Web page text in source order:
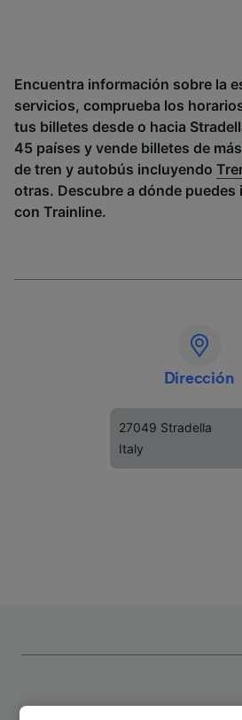
Encuentra información sobre la
servicios, comprueba los
tus billetes desde o hacia
45 países y vende billetes de
de tren y autobús incluyendo
otras. Descubre a dónde puedes
con Trainline.
Dirección
27049 Stradella
Italy